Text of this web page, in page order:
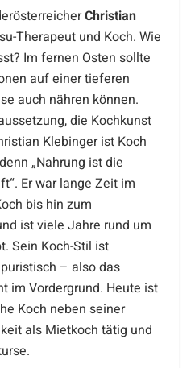
Christian
Therapeut und Koch. Wie
Im fernen Osten sollte
auf einer tieferen
auch nähren können.
die Kochkunst
Klebinger ist Koch
„Nahrung ist die
Er war lange Zeit im
bis hin zum
ist viele Jahre rund um
Sein Koch-Stil ist
– also das
im Vordergrund. Heute ist
Koch neben seiner
als Mietkoch tätig und